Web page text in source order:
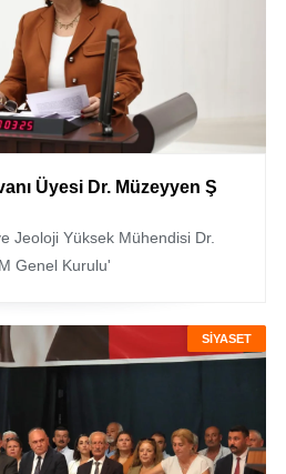
Üyesi Dr. Müzeyyen Ş
Jeoloji Yüksek Mühendisi Dr.
Genel Kurulu'
SİYASET